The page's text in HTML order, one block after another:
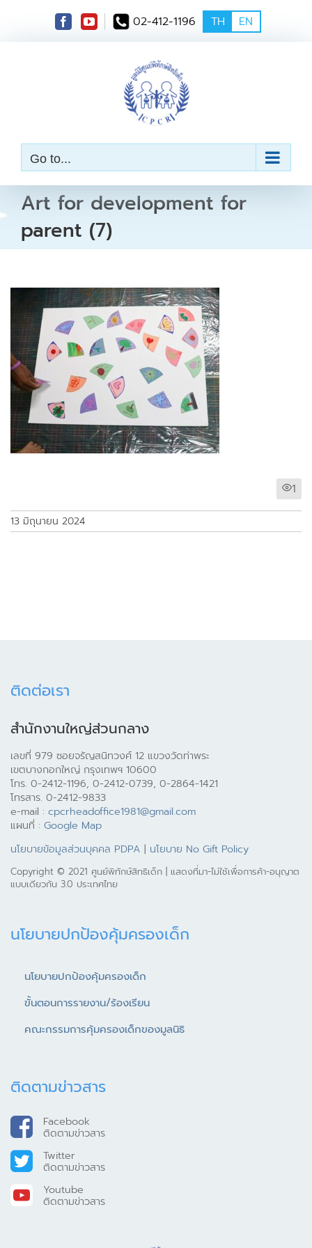
t
02-412-1196 TH EN
Go to...
Art for development for
parent (7)
1
13 มิถุนายน 2024
ติดต่อเรา
สำนักงานใหญ่ส่วนกลาง
เลขที่ 979 ซอยจรัญสนิทวงศ์ 12 แขวงวัดท่าพระ
เขตบางกอกใหญ่ กรุงเทพฯ 10600
โทร. 0-2412-1196, 0-2412-0739, 0-2864-1421
โทรสาร. 0-2412-9833
e-mail : cpcrheadoffice1981@gmail.com
แผนที่ : Google Map
นโยบายข้อมูลส่วนบุคคล PDPA | นโยบาย No Gift Policy
Copyright © 2021 ศูนย์พิทักษ์สิทธิเด็ก | แสดงที่มา-ไม่ใช้เพื่อการค้า-อนุญาต
แบบเดียวกัน 3.0 ประเทศไทย
นโยบายปกป้องคุ้มครองเด็ก
นโยบายปกป้องคุ้มครองเด็ก
ขั้นตอนการรายงาน/ร้องเรียน
คณะกรรมการคุ้มครองเด็กของมูลนิธิ
ติดตามข่าวสาร
Facebook
ติดตามข่าวสาร
Twitter
ติดตามข่าวสาร
Youtube
ติดตามข่าวสาร